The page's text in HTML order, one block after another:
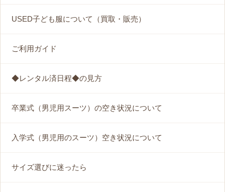
USED子ども服について（買取・販売）
ご利用ガイド
◆レンタル済日程◆の見方
卒業式（男児用スーツ）の空き状況について
入学式（男児用のスーツ）空き状況について
サイズ選びに迷ったら